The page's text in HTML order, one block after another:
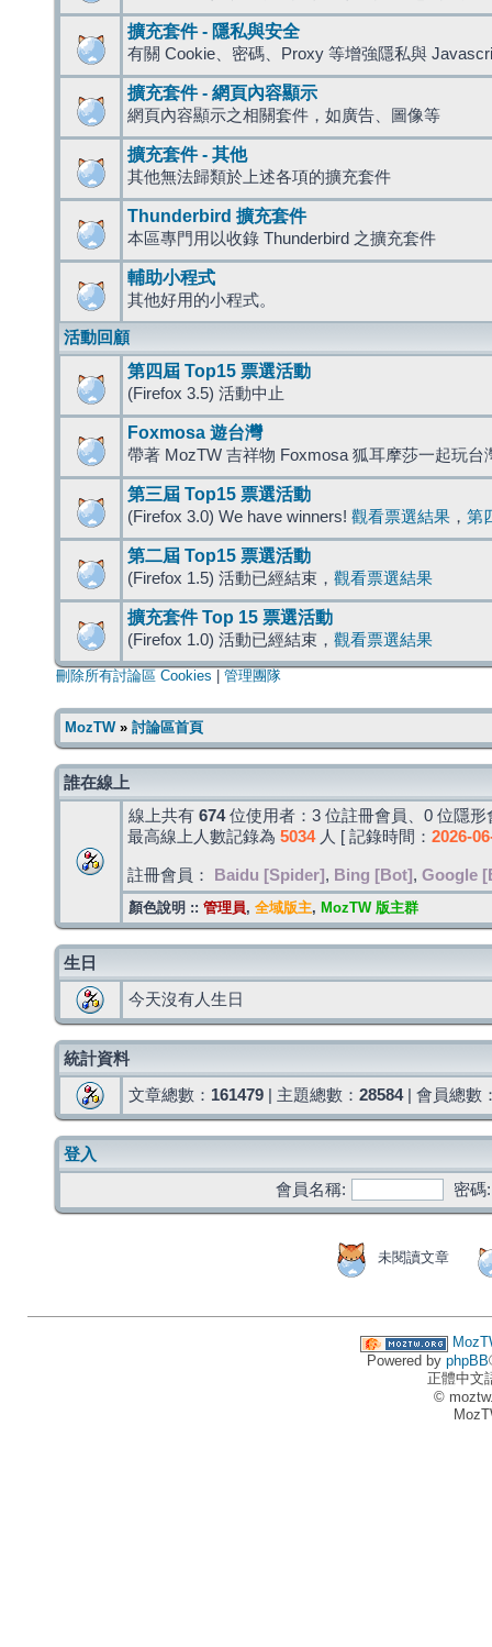
擴充套件 - 隱私與安全
有關 Cookie、密碼、Proxy 等增強隱私與
擴充套件 - 網頁內容顯示
網頁內容顯示之相關套件，如廣告、圖像等
擴充套件 - 其他
其他無法歸類於上述各項的擴充套件
Thunderbird 擴充套件
本區專門用以收錄 Thunderbird 之擴充套件
輔助小程式
其他好用的小程式。
活動回顧
第四屆 Top15 票選活動
(Firefox 3.5) 活動中止
Foxmosa 遊台灣
帶著 MozTW 吉祥物 Foxmosa 狐耳摩莎一起玩台
第三屆 Top15 票選活動
(Firefox 3.0) We have winners! 觀看票選結果 ， 第
第二屆 Top15 票選活動
(Firefox 1.5) 活動已經結束， 觀看票選結果
擴充套件 Top 15 票選活動
(Firefox 1.0) 活動已經結束， 觀看票選結果
刪除所有討論區 Cookies 管理團隊
MozTW» 討論區首頁
誰在線上
線上共有 674位使用者：3 位註冊會員、0 位隱
最高線上人數記錄為 5034人 [ 記錄時間： 2026-
註冊會員： Baidu [Spider] , Bing [Bot] , Google
顏色說明 :: 管理員, 全域版主, MozTW 版主群
生日
今天沒有人生日
統計資料
文章總數： 161479 | 主題總數： 28584| 會員總數
登入
會員名稱:
密碼:
未閱讀文章
Powered by phpBB
正體中文
©